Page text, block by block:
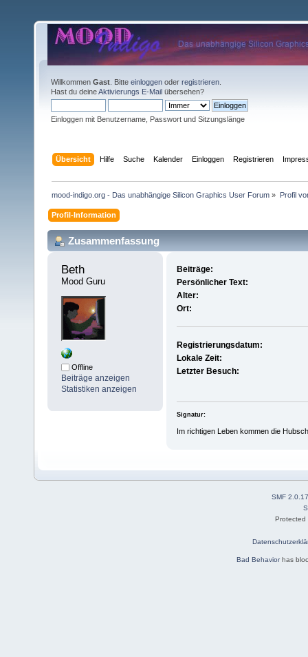
Willkommen Gast . Bitte einloggen oder registrieren
Hast du deineAktivierungs E-Mail übersehen?
Einloggen mit Benutzername, Passwort und Sitzungslänge
Übersicht Hilfe Suche Kalender Einloggen Registrieren
mood-indigo.org - Das unabhängige Silicon Graphics User Forum » Profil
Profil-Information
Zusammenfassung
Beth
Mood Guru
Offline
Beiträge anzeigen
Statistiken anzeigen
Beiträge:
Persönlicher Text:
Alter:
Ort:
Registrierungsdatum:
Lokale Zeit:
Letzter Besuch:
Signatur:
Im richtigen Leben kommen die
SMF 2.0.17
Bad Behaviorhas